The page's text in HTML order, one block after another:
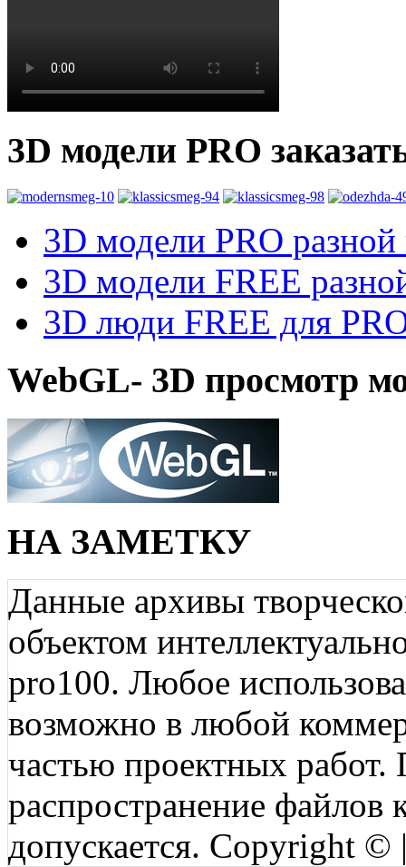
3D модели PRO
3D модели PRO разной
3D модели FREE
3D люди FREE для
WebGL- 3D просмотр
НА ЗАМЕТКУ
Данные архивы
объектом
pro100. Любое
возможно в любой
частью проектных
распространение файлов
допускается. Copyright